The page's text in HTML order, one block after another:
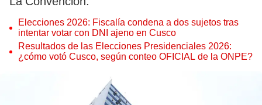
Elecciones 2026: Fiscalía condena a dos sujetos tras
intentar votar con DNI ajeno en Cusco
Resultados de las Elecciones Presidenciales 2026:
¿cómo votó Cusco, según conteo OFICIAL de la ONPE?